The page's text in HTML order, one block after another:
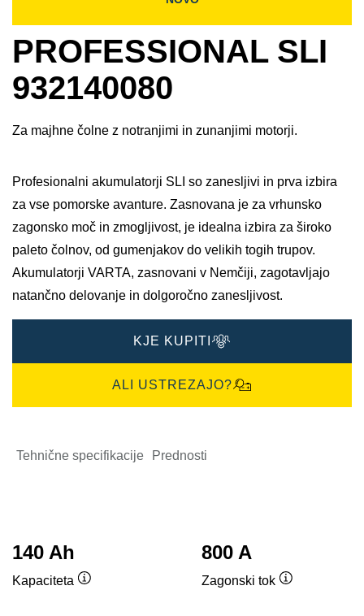
PROFESSIONAL SLI
932140080
Za majhne čolne z notranjimi in zunanjimi motorji.
Profesionalni akumulatorji SLI so zanesljivi in prva izbira
za vse pomorske avanture. Zasnovana je za vrhunsko
zagonsko moč in zmogljivost, je idealna izbira za široko
paleto čolnov, od gumenjakov do velikih togih trupov.
Akumulatorji VARTA, zasnovani v Nemčiji, zagotavljajo
natančno delovanje in dolgoročno zanesljivost.
KJE KUPITI
ALI USTREZAJO?
Tehnične specifikacije Prednosti
140 Ah
Kapaciteta
800 A
Zagonski tok